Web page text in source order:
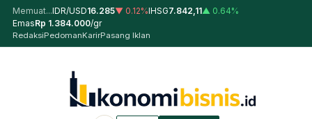
Memuat...IDR/USD16.285▼ 0.12%IHSG7.842,11▲ 0.64%
EmasRp 1.384.000/gr
RedaksiPedomanKarirPasang Iklan